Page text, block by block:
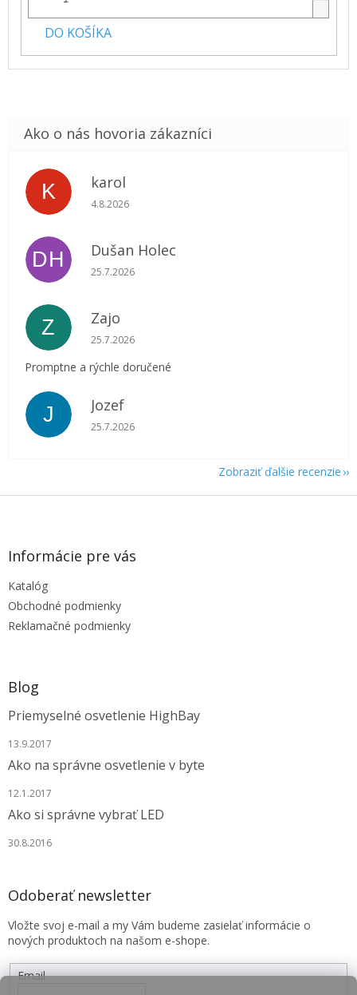
DO KOŠÍKA
K karol
Hodnotenie obchodu je 5 z 5 hviezdičiek.
4.8.2026
DH Dušan Holec
Hodnotenie obchodu je 5 z 5 hviezdičiek.
25.7.2026
Z Zajo
Hodnotenie obchodu je 5 z 5 hviezdičiek.
25.7.2026
Promptne a rýchle doručené
J Jozef
Hodnotenie obchodu je 5 z 5 hviezdičiek.
25.7.2026
Zobraziť ďalšie recenzie
Z
Informácie pre vás
Katalóg
Obchodné podmienky
Reklamačné podmienky
Blog
Priemyselné osvetlenie HighBay
13.9.2017
Ako na správne osvetlenie v byte
12.1.2017
Ako si správne vybrať LED
30.8.2016
Odoberať newsletter
Vložte svoj e-mail a my Vám budeme zasielať informácie o
nových produktoch na našom e-shope.
Email